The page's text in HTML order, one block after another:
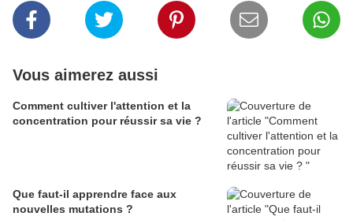
Vous aimerez aussi
Comment cultiver l'attention et la
concentration pour réussir sa vie ?
Que faut-il apprendre face aux
nouvelles mutations ?